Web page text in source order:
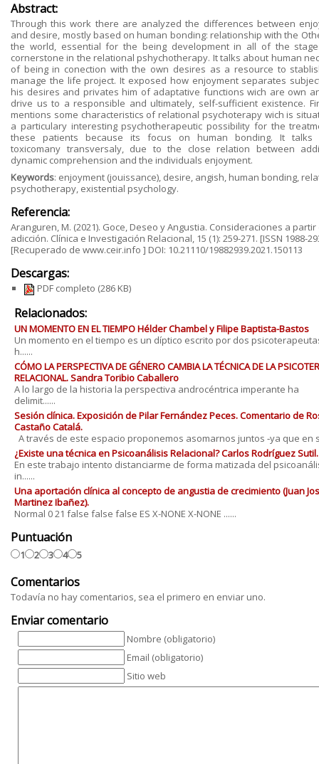
Abstract:
Through this work there are analyzed the differences between
and desire, mostly based on human bonding: relationship with the
the world, essential for the being development in all of the
cornerstone in the relational pshychotherapy. It talks about human
of being in conection with the own desires as a resource to
manage the life project. It exposed how enjoyment separates
his desires and privates him of adaptative functions wich are own
drive us to a responsible and ultimately, self-sufficient existence.
mentions some characteristics of relational psychoterapy wich is
a particulary interesting psychotherapeutic possibility for the
these patients because its focus on human bonding. It talks
toxicomany transversaly, due to the close relation between
dynamic comprehension and the individuals enjoyment.
Keywords: enjoyment (jouissance), desire, angish, human bonding,
psychotherapy, existential psychology.
Referencia:
Aranguren, M. (2021). Goce, Deseo y Angustia. Consideraciones a partir
adicción. Clínica e Investigación Relacional, 15 (1): 259-271. [ISSN 1988-
[Recuperado de www.ceir.info ] DOI: 10.21110/19882939.2021.150113
Descargas:
PDF completo (286 KB)
Relacionados:
UN MOMENTO EN EL TIEMPO Hélder Chambel y Filipe Baptista-Bastos
Un momento en el tiempo es un díptico escrito por dos
h......
CÓMO LA PERSPECTIVA DE GÉNERO CAMBIA LA TÉCNICA DE LA
RELACIONAL. Sandra Toribio Caballero
A lo largo de la historia la perspectiva androcéntrica imperante ha
delimit......
Sesión clínica. Exposición de Pilar Fernández Peces. Comentario de
Castaño Catalá.
A través de este espacio proponemos asomarnos juntos ‐ya que en
¿Existe una técnica en Psicoanálisis Relacional? Carlos Rodríguez Sutil.
En este trabajo intento distanciarme de forma matizada del
in......
Una aportación clínica al concepto de angustia de crecimiento (Juan
Martinez Ibañez).
Normal 0 21 false false false ES X-NONE X-NONE ......
Puntuación
1 2 3 4 5
Comentarios
Todavía no hay comentarios, sea el primero en enviar uno.
Enviar comentario
Nombre (obligatorio)
Email (obligatorio)
Sitio web